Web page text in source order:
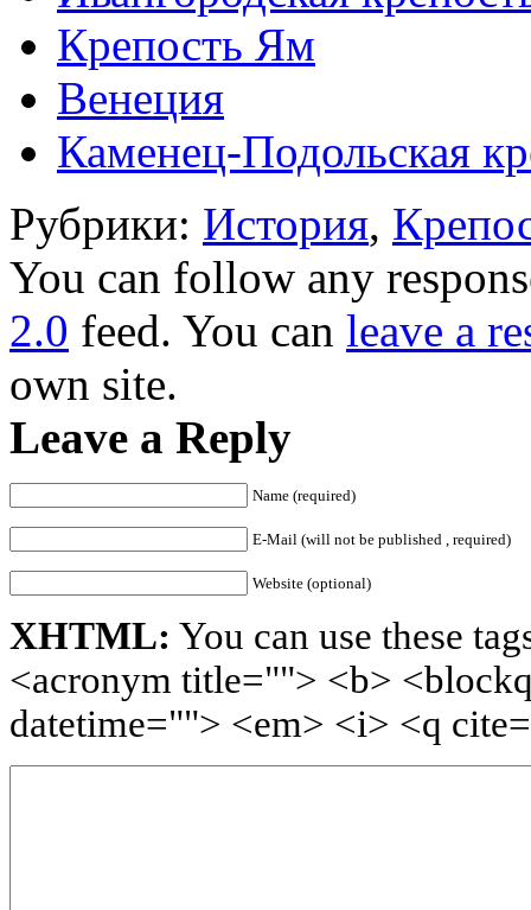
Крепость Ям
Венеция
Каменец-Подольская
Рубрики: История,
You can follow any
2.0 feed. You can leave a
own site.
Leave a Reply
Name (required)
E-Mail (will not be published , required)
Website (optional)
XHTML: You can use these
<acronym title=""> <b>
datetime=""> <em> <i> <q